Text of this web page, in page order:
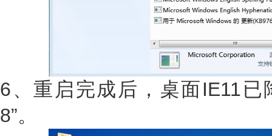
6、重启完成后，桌面IE11已
8”。